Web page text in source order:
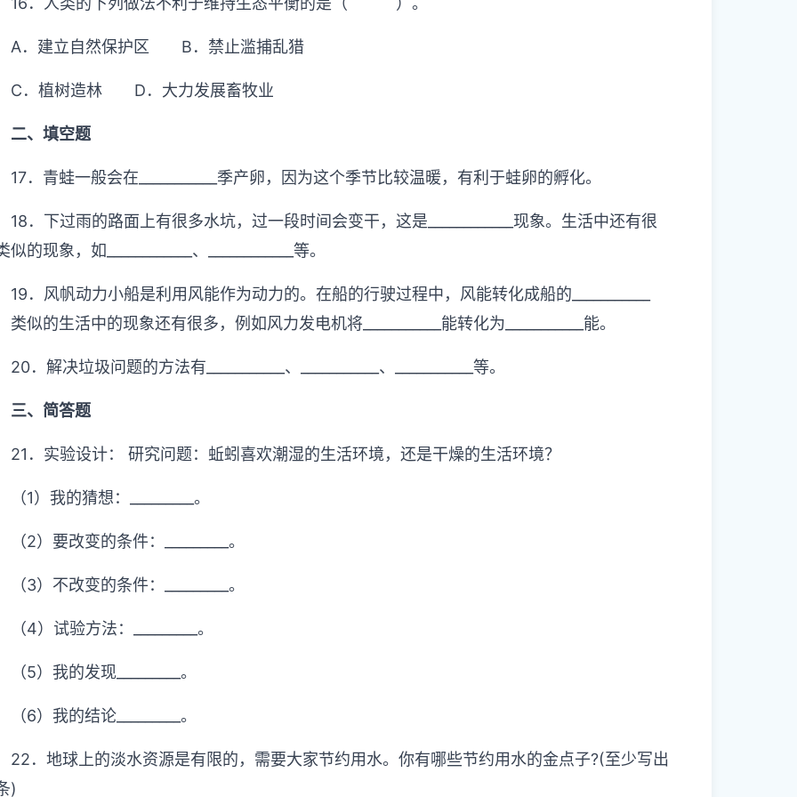
A．建立自然保护区 B．禁止滥捕乱猎
C．植树造林 D．大力发展畜牧业
二、填空题
17．青蛙一般会在___________季产卵，因为这个季节比较温暖，有利于蛙卵的孵化。
18．下过雨的路面上有很多水坑，过一段时间会变干，这是____________现象。生活中还有很
似的现象，如____________、____________等。
19．风帆动力小船是利用风能作为动力的。在船的行驶过程中，风能转化成船的___________
类似的生活中的现象还有很多，例如风力发电机将___________能转化为___________能。
20．解决垃圾问题的方法有___________、___________、___________等。
三、简答题
21．实验设计： 研究问题：蚯蚓喜欢潮湿的生活环境，还是干燥的生活环境？
（1）我的猜想：_________。
（2）要改变的条件：_________。
（3）不改变的条件：_________。
（4）试验方法：_________。
（5）我的发现_________。
（6）我的结论_________。
22．地球上的淡水资源是有限的，需要大家节约用水。你有哪些节约用水的金点子?(至少写出
)